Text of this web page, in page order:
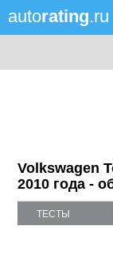
autorating.ru
Volkswagen
2010 года -
ТЕСТЫ